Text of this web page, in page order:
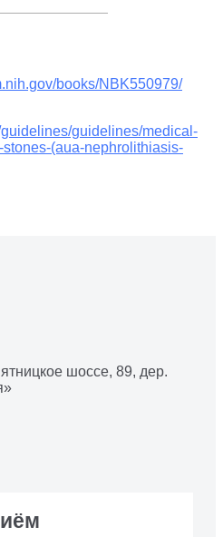
books/NBK550979/
guidelines/medical-
(aua-nephrolithiasis-
шоссе, 89, дер.